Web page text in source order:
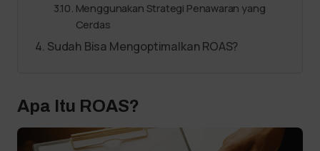
Menggunakan Strategi Penawaran yang
Cerdas
Sudah Bisa Mengoptimalkan ROAS?
Apa Itu ROAS?